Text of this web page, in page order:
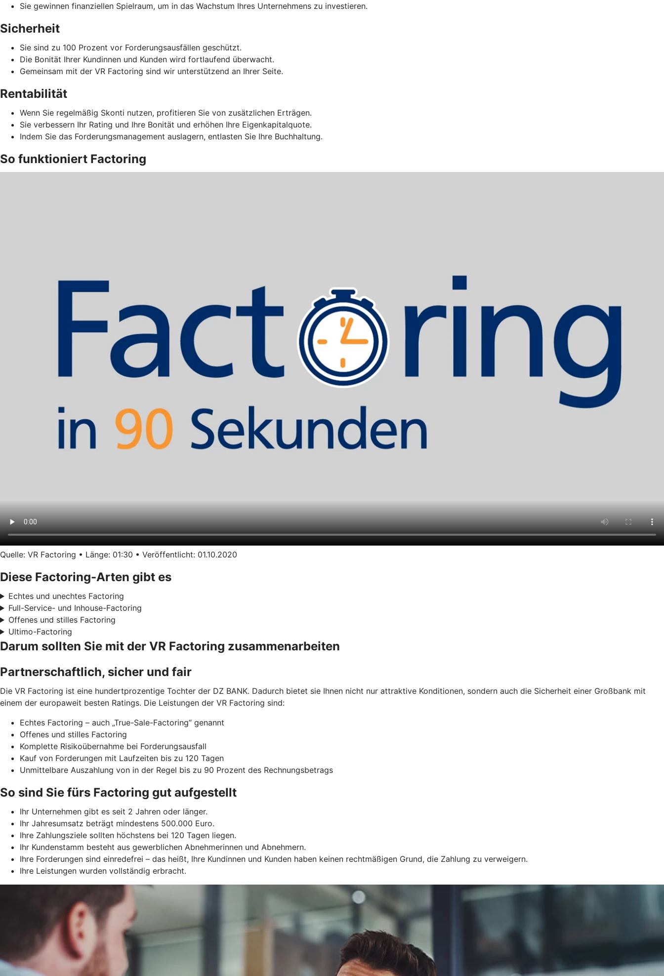
Sie gewinnen finanziellen Spielraum, um in das Wachstum Ihres Unternehmens zu investieren.
Sicherheit
Sie sind zu 100 Prozent vor Forderungsausfällen geschützt.
Die Bonität Ihrer Kundinnen und Kunden wird fortlaufend überwacht.
Gemeinsam mit der VR Factoring sind wir unterstützend an Ihrer Seite.
Rentabilität
Wenn Sie regelmäßig Skonti nutzen, profitieren Sie von zusätzlichen Erträgen.
Sie verbessern Ihr Rating und Ihre Bonität und erhöhen Ihre Eigenkapitalquote.
Indem Sie das Forderungsmanagement auslagern, entlasten Sie Ihre Buchhaltung.
So funktioniert Factoring
Quelle: VR Factoring • Länge: 01:30 • Veröffentlicht: 01.10.2020
Diese Factoring-Arten gibt es
Echtes und unechtes Factoring
Full-Service- und Inhouse-Factoring
Offenes und stilles Factoring
Ultimo-Factoring
Darum sollten Sie mit der VR Factoring zusammenarbeiten
Partnerschaftlich, sicher und fair
Die VR Factoring ist eine hundertprozentige Tochter der DZ BANK. Dadurch bietet sie Ihnen nicht nur attraktive Konditionen, sondern auch die Sicherheit einer Großbank mit
einem der europaweit besten Ratings. Die Leistungen der VR Factoring sind:
Echtes Factoring – auch „True-Sale-Factoring“ genannt
Offenes und stilles Factoring
Komplette Risikoübernahme bei Forderungsausfall
Kauf von Forderungen mit Laufzeiten bis zu 120 Tagen
Unmittelbare Auszahlung von in der Regel bis zu 90 Prozent des Rechnungsbetrags
So sind Sie fürs Factoring gut aufgestellt
Ihr Unternehmen gibt es seit 2 Jahren oder länger.
Ihr Jahresumsatz beträgt mindestens 500.000 Euro.
Ihre Zahlungsziele sollten höchstens bei 120 Tagen liegen.
Ihr Kundenstamm besteht aus gewerblichen Abnehmerinnen und Abnehmern.
Ihre Forderungen sind einredefrei – das heißt, Ihre Kundinnen und Kunden haben keinen rechtmäßigen Grund, die Zahlung zu verweigern.
Ihre Leistungen wurden vollständig erbracht.